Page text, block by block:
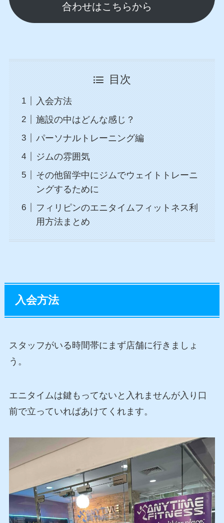
合わせはこちらから
目次
入会方法
施設の中はどんな感じ？
パーソナルトレーニング編
ジムの雰囲気
その他留学中にジムでウェイトトレーニ
ングするために
フィリピンのエニタイムフィットネス利
用方法まとめ
入会方法
スタッフがいる時間帯にまず店舗に行きましょ
う。
エニタイムは鍵もってないと入れませんが入り口
前で立っていればあけてくれます。